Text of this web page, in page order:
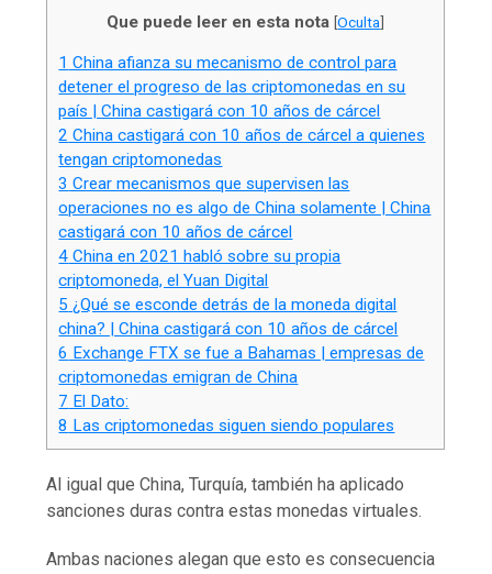
Que puede leer en esta nota [Oculta]
1 China afianza su mecanismo de control para
detener el progreso de las criptomonedas en su
país | China castigará con 10 años de cárcel
2 China castigará con 10 años de cárcel a quienes
tengan criptomonedas
3 Crear mecanismos que supervisen las
operaciones no es algo de China solamente | China
castigará con 10 años de cárcel
4 China en 2021 habló sobre su propia
criptomoneda, el Yuan Digital
5 ¿Qué se esconde detrás de la moneda digital
china? | China castigará con 10 años de cárcel
6 Exchange FTX se fue a Bahamas | empresas de
criptomonedas emigran de China
7 El Dato:
8 Las criptomonedas siguen siendo populares
Al igual que China, Turquía, también ha aplicado
sanciones duras contra estas monedas virtuales.
Ambas naciones alegan que esto es consecuencia